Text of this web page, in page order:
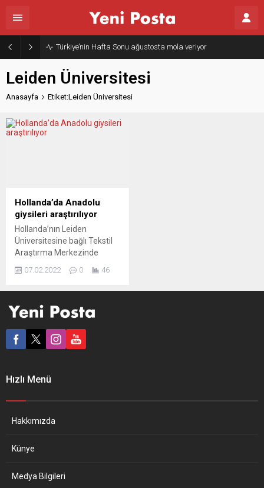
Türkiye’nin Hafta Sonu ağustosta mola veriyor
Leiden Üniversitesi
Anasayfa Etiket:Leiden Üniversitesi
Hollanda’da Anadolu
giysileri araştırılıyor
Hollanda’nın Leiden
Üniversitesine bağlı Tekstil
Araştırma Merkezinde
dünyanın farklı yerlerinden
ürünlerinin toplumdaki yeri
yapılıyor. İslam
coğrafyasından ve
Üniversitesine bağlı
Amerika’dan getirilen...
07.02.2022 0 46
Hızlı Menü
Hakkımızda
Künye
Medya Bilgileri